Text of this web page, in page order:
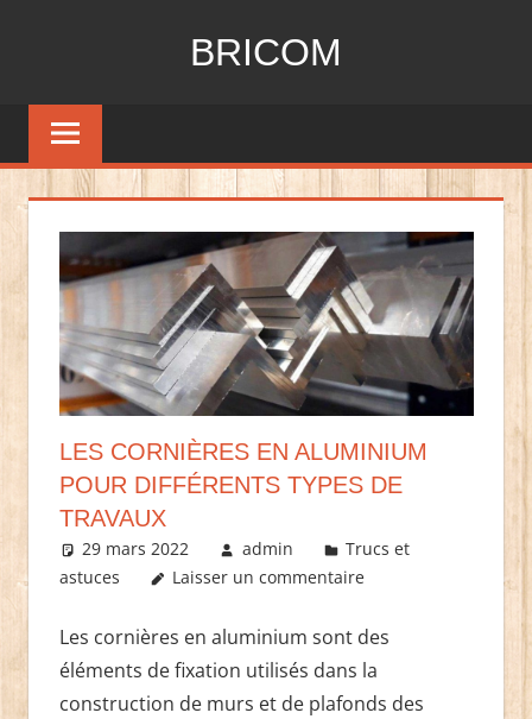
BRICOM
Tout
sur
bricolage
LES CORNIÈRES EN ALUMINIUM
POUR DIFFÉRENTS TYPES DE
TRAVAUX
29 mars 2022 admin
Trucs et
astuces
Laisser un commentaire
Les cornières en aluminium sont des
éléments de fixation utilisés dans la
construction de murs et de plafonds des